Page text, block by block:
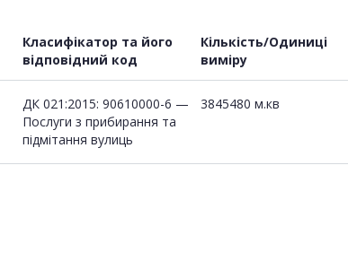
Класифікатор та його
відповідний код
Кількість/Одиниці
виміру
ДК 021:2015: 90610000-6 —
Послуги з прибирання та
підмітання вулиць
3845480 м.кв